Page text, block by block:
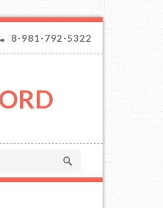
8-981-792-5322